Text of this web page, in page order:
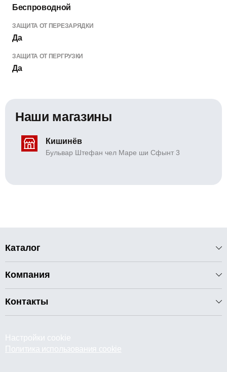
Беспроводной
ЗАЩИТА ОТ ПЕРЕЗАРЯДКИ
Да
ЗАЩИТА ОТ ПЕРГРУЗКИ
Да
Наши магазины
Кишинёв
Бульвар Штефан чел Маре ши Сфынт 3
Каталог
Компания
Контакты
Настройки cookie
Политика использования cookie